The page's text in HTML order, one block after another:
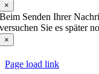
×
Beim Senden Ihrer
versuchen Sie es später
×
Page load link